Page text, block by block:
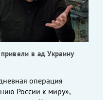
в ад Украину
операция
России к миру»,